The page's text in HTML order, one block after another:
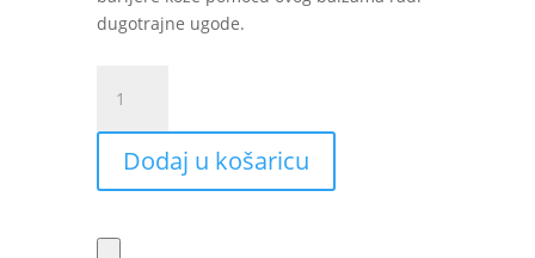
dugotrajne ugode.
Roche-
Posay
Lipikar
AP+
balzam
Dodaj u košaricu